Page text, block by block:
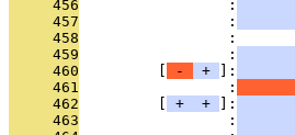
     456
                 :
     457
                 :
     458
:
     459
                 :
     460
- + ]:
     461
                 :
     462
+ + ]:
     463
                 :